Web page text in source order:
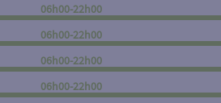
Rechercher
06h00-22h00
06h00-22h00
06h00-22h00
06h00-22h00